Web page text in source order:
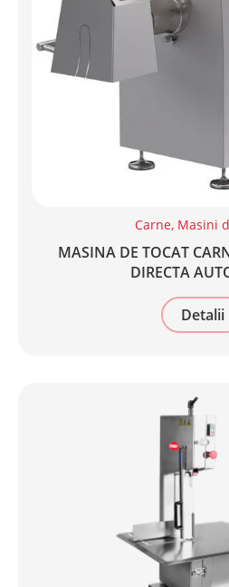
Carne, Masini
MASINA DE TOCAT
DIRECTA
Detalii